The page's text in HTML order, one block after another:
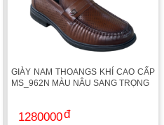
GIÀY NAM THOANGS KHÍ CAO CẤP
MS_962N MÀU NÂU SANG TRỌNG
1280000